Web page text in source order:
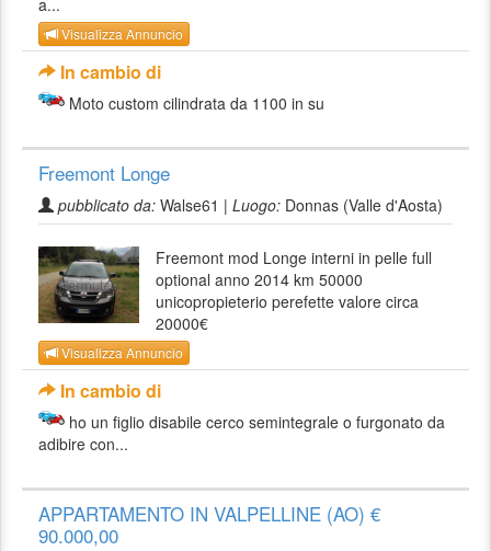
Visualizza Annuncio
In cambio di
Moto custom cilindrata da 1100 in su
Freemont Longe
pubblicato da: Walse61 | Luogo: Donnas (Valle d'Aosta)
Freemont mod Longe interni in pelle full
optional anno 2014 km 50000
unicopropieterio perefette valore circa
20000€
Visualizza Annuncio
In cambio di
ho un figlio disabile cerco semintegrale o furgonato da
adibire con...
APPARTAMENTO IN VALPELLINE (AO) €
90.000,00